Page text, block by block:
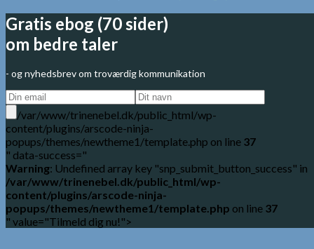
Gratis ebog (70 sider)
om bedre taler
- og nyhedsbrev om troværdig kommunikation
/var/www/trinenebel.dk/public_html/wp-
content/plugins/arscode-ninja-
popups/themes/newtheme1/template.php on line 37
" data-success="
Warning: Undefined array key "snp_submit_button_success" in
/var/www/trinenebel.dk/public_html/wp-
content/plugins/arscode-ninja-
popups/themes/newtheme1/template.php on line 37
" value="Tilmeld dig nu!">